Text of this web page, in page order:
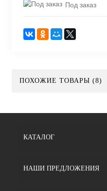
Под заказ
ПОХОЖИЕ ТОВАРЫ (8)
КАТАЛОГ
НАШИ ПРЕДЛОЖЕНИЯ